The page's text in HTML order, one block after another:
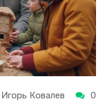
Игорь Ковалев 0